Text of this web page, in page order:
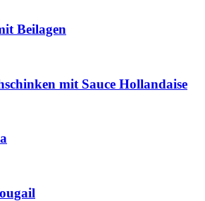
Beilagen
mit Sauce Hollandaise